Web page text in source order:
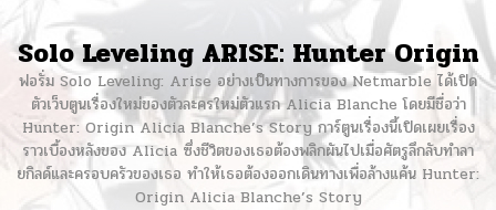
Solo Leveling ARISE: Hunter Origin
ฟอรั่ม Solo Leveling: Arise อย่างเป็นทางการของ Netmarble ได้เปิด
ตัวเว็บตูนเรื่องใหม่ของตัวละครใหม่ตัวแรก Alicia Blanche โดยมีชื่อว่า
Hunter: Origin Alicia Blanche’s Story การ์ตูนเรื่องนี้เปิดเผยเรื่อง
ราวเบื้องหลังของ Alicia ซึ่งชีวิตของเธอต้องพลิกผันไปเมื่อศัตรูลึกลับทำลา
ยกิลด์และครอบครัวของเธอ ทำให้เธอต้องออกเดินทางเพื่อล้างแค้น Hunter:
Origin Alicia Blanche’s Story